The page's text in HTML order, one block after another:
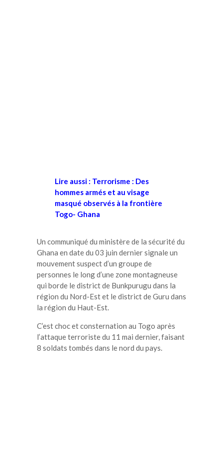
Lire aussi : Terrorisme : Des
hommes armés et au visage
masqué observés à la frontière
Togo- Ghana
Un communiqué du ministère de la sécurité du
Ghana en date du 03 juin dernier signale un
mouvement suspect d’un groupe de
personnes le long d’une zone montagneuse
qui borde le district de Bunkpurugu dans la
région du Nord-Est et le district de Guru dans
la région du Haut-Est.
C’est choc et consternation au Togo après
l’attaque terroriste du 11 mai dernier, faisant
8 soldats tombés dans le nord du pays.